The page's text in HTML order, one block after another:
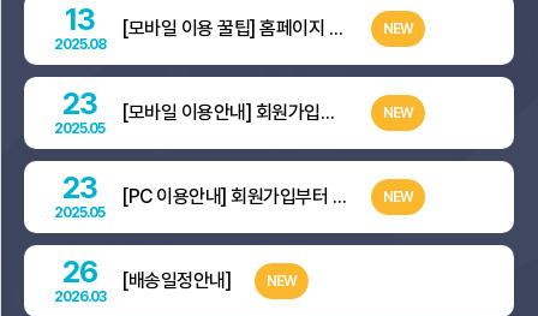
13
2025.08
[모바일 이용 꿀팁] 홈페이지 빠르게 접속하는 방법? NEW
23
2025.05
[모바일 이용안내] 회원가입부터 자격증 발급까지 한눈에! NEW
23
2025.05
[PC 이용안내] 회원가입부터 자격증 발급까지 한눈에! NEW
26
2026.03
[배송일정안내] NEW